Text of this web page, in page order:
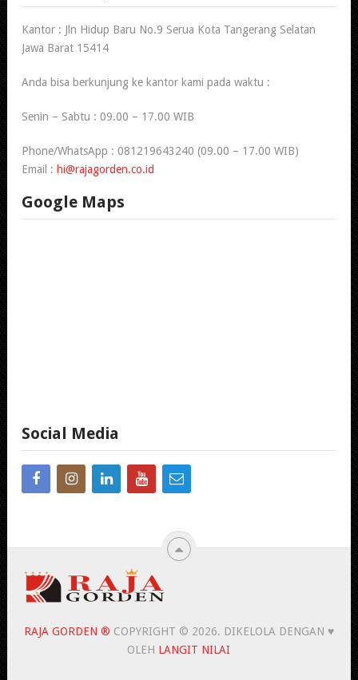
Kantor : Jln Hidup Baru No.9 Serua Kota Tangerang Selatan
Jawa Barat 15414
Anda bisa berkunjung ke kantor kami pada waktu :
Senin – Sabtu : 09.00 – 17.00 WIB
Phone/WhatsApp : 081219643240 (09.00 – 17.00 WIB)
Email : hi@rajagorden.co.id
Google Maps
Social Media
RAJA GORDEN ® COPYRIGHT © 2026. DIKELOLA DENGAN ♥
OLEH LANGIT NILAI